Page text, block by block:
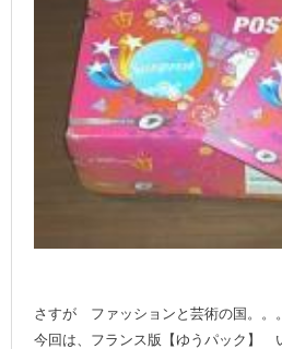
さすが ファッションと芸術の国。。。
今回は、フランス版【ゆうパック】